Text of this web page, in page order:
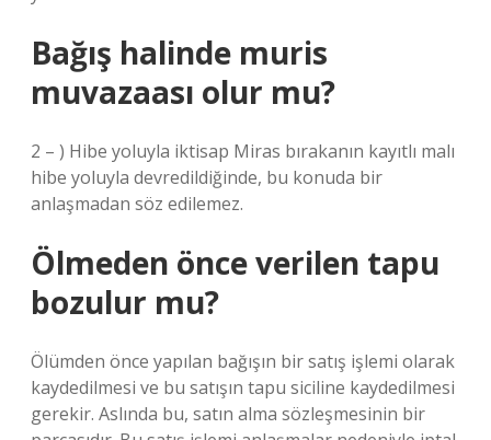
Bağış halinde muris
muvazaası olur mu?
2 – ) Hibe yoluyla iktisap Miras bırakanın kayıtlı malı
hibe yoluyla devredildiğinde, bu konuda bir
anlaşmadan söz edilemez.
Ölmeden önce verilen tapu
bozulur mu?
Ölümden önce yapılan bağışın bir satış işlemi olarak
kaydedilmesi ve bu satışın tapu siciline kaydedilmesi
gerekir. Aslında bu, satın alma sözleşmesinin bir